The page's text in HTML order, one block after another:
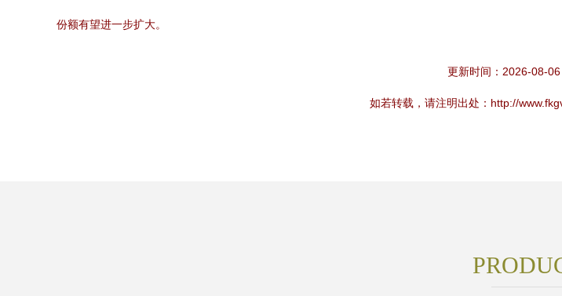
份额有望进一步扩大。
更新时间：2026-08-
如若转载，请注明出处：http://